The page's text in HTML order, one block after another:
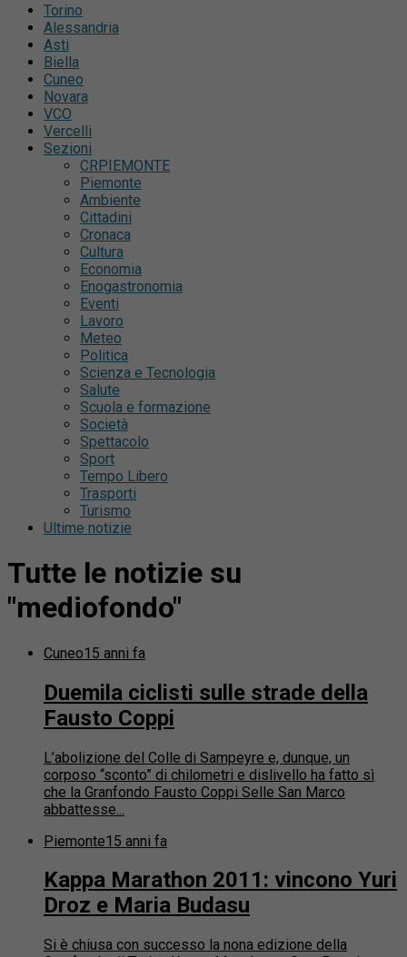
Torino
Alessandria
Asti
Biella
Cuneo
Novara
VCO
Vercelli
Sezioni
CRPIEMONTE
Piemonte
Ambiente
Cittadini
Cronaca
Cultura
Economia
Enogastronomia
Eventi
Lavoro
Meteo
Politica
Scienza e Tecnologia
Salute
Scuola e formazione
Società
Spettacolo
Sport
Tempo Libero
Trasporti
Turismo
Ultime notizie
Tutte le notizie su
"mediofondo"
Cuneo15 anni fa
Duemila ciclisti sulle strade della
Fausto Coppi
L’abolizione del Colle di Sampeyre e, dunque, un
corposo “sconto” di chilometri e dislivello ha fatto sì
che la Granfondo Fausto Coppi Selle San Marco
abbattesse...
Piemonte15 anni fa
Kappa Marathon 2011: vincono Yuri
Droz e Maria Budasu
Si è chiusa con successo la nona edizione della